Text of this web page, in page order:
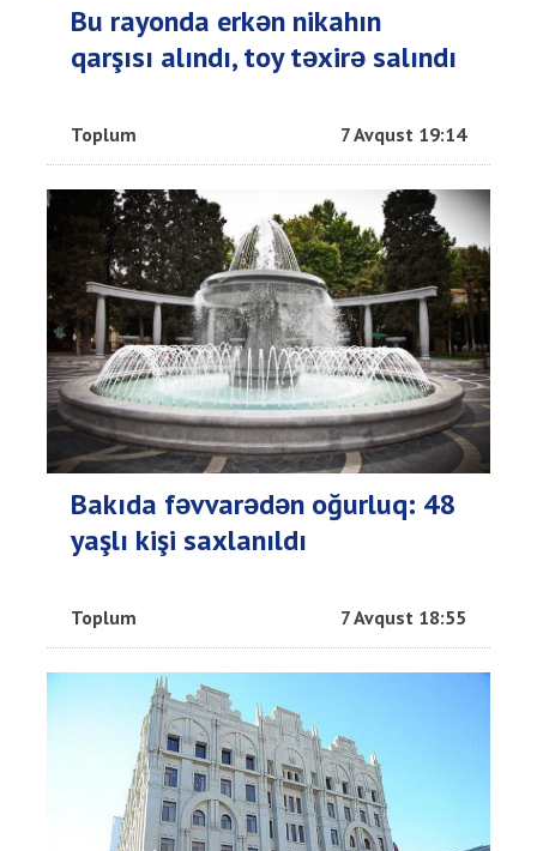
Bu rayonda erkən nikahın
qarşısı alındı, toy təxirə salındı
Toplum 7 Avqust 19:14
Bakıda fəvvarədən oğurluq: 48
yaşlı kişi saxlanıldı
Toplum 7 Avqust 18:55